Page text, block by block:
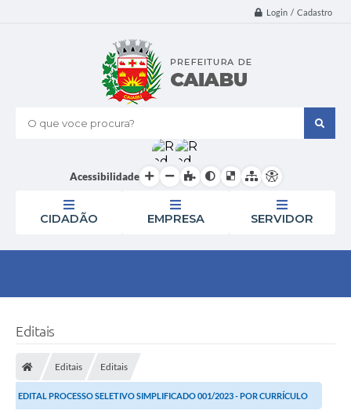
Login / Cadastro
O que voce procura?
Acessibilidade
CIDADÃO EMPRESA SERVIDOR
Editais
Editais Editais
EDITAL PROCESSO SELETIVO SIMPLIFICADO 001/2023 - POR CURRÍCULO